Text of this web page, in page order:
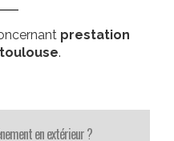
prestation
.
en extérieur ?